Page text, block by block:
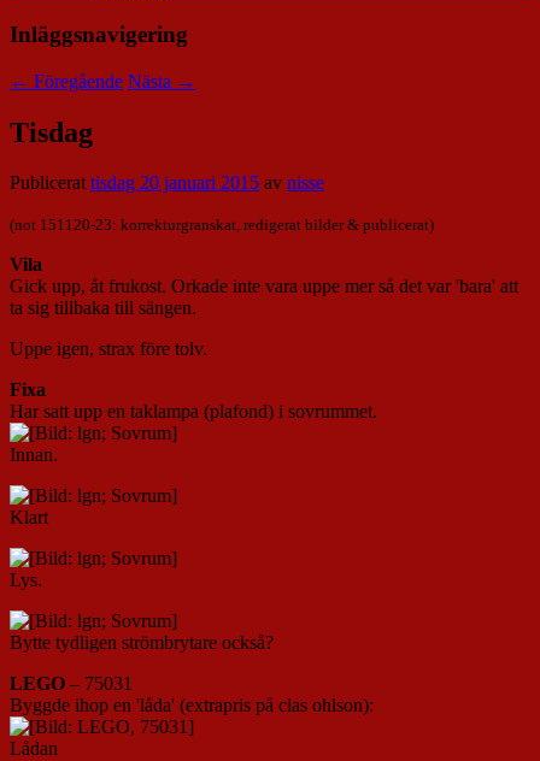
Inläggsnavigering
← Föregående Nästa →
Tisdag
Publicerattisdag 20 januari 2015 av nisse
(not 151120-23: korrekturgranskat, redigerat bilder& publicerat)
Vila
Gick upp, åt frukost. Orkade inte vara uppe mer så det var 'bara' att
ta sig tillbaka till sängen.
Uppe igen, strax före tolv.
Fixa
Har satt upp en taklampa (plafond) i sovrummet.
Innan.
Klart
Lys.
Bytte tydligen strömbrytare också?
LEGO – 75031
Byggde ihop en 'låda' (extrapris på clas ohlson):
Lådan